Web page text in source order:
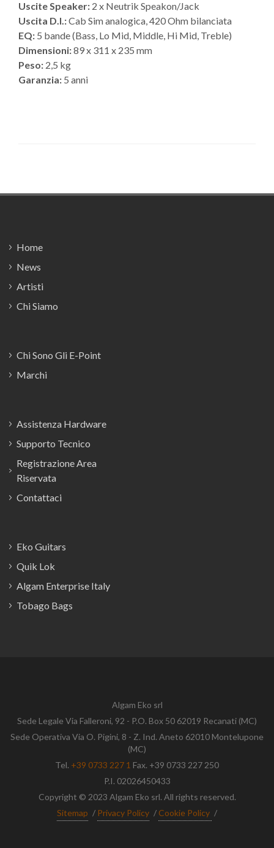
Uscite Speaker: 2 x Neutrik Speakon/Jack
Uscita D.I.:Cab Sim analogica, 420 Ohm bilanciata
EQ: 5 bande (Bass, Lo Mid, Middle, Hi Mid, Treble)
Dimensioni:89 x 311 x 235 mm
Peso: 2,5 kg
Garanzia: 5 anni
Home
News
Artisti
Chi Siamo
Chi Sono Gli E-Point
Marchi
Assistenza Hardware
Supporto Tecnico
Registrazione Area
Riservata
Contattaci
Eko Guitars
Quik Lok
Algam Enterprise Italy
Tobago Bags
Algam Eko srl
Sede Legale Via Falleroni, 92 - P.O. Box 50 62019 Recanati (MC)
Sede Operativa Via O. Pigini, 8 - Z. Ind. Aneto 62010 Montelupone
(MC)
Tel. +39 0733 227 1 Fax. +39 0733 227 250
P.I. 02026450433
Copyright © 2023 Algam Eko srl. All rights reserved.
Sitemap / Privacy Policy / Cookie Policy /